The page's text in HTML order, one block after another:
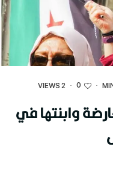
·
0
·
2 VIEWS
وابنتها في